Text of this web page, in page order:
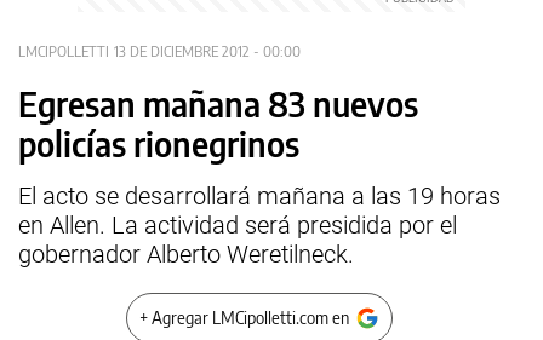
LMCIPOLLETTI 13 DE DICIEMBRE 2012 - 00:00
Egresan mañana 83 nuevos
policías rionegrinos
El acto se desarrollará mañana a las 19 horas
en Allen. La actividad será presidida por el
gobernador Alberto Weretilneck.
+ Agregar LMCipolletti.com en